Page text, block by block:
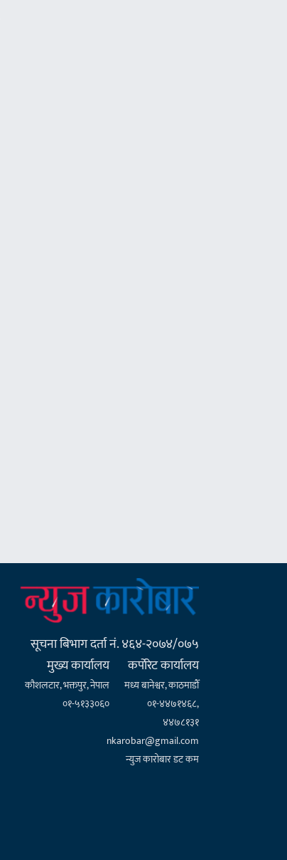
सूचना बिभाग दर्ता नं. ४६४-२०७४/०७५
मुख्य कार्यालय
कौशलटार, भक्तपुर, नेपाल
०१-५१३३०६०
कर्पाेरेट कार्यालय
मध्य बानेश्वर, काठमाडौँ
०१-४४७१४६८,
४४७८१३१
nkarobar@gmail.com
न्युज कारोबार डट कम